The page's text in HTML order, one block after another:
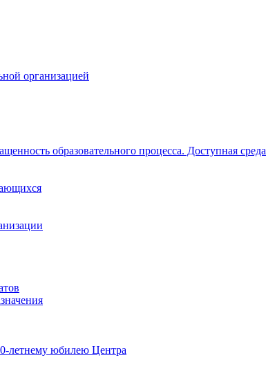
организацией
образовательного процесса. Доступная среда
летнему юбилею Центра